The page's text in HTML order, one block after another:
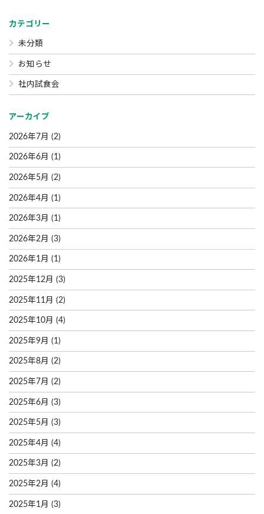
カテゴリー
未分類
お知らせ
社内試食会
アーカイブ
2026年7月 (2)
2026年6月 (1)
2026年5月 (2)
2026年4月 (1)
2026年3月 (1)
2026年2月 (3)
2026年1月 (1)
2025年12月 (3)
2025年11月 (2)
2025年10月 (4)
2025年9月 (1)
2025年8月 (2)
2025年7月 (2)
2025年6月 (3)
2025年5月 (3)
2025年4月 (4)
2025年3月 (2)
2025年2月 (4)
2025年1月 (3)